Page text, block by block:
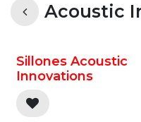
Acoustic
Sillones Acoustic
Innovations